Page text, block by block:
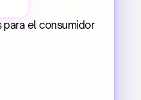
el consumidor